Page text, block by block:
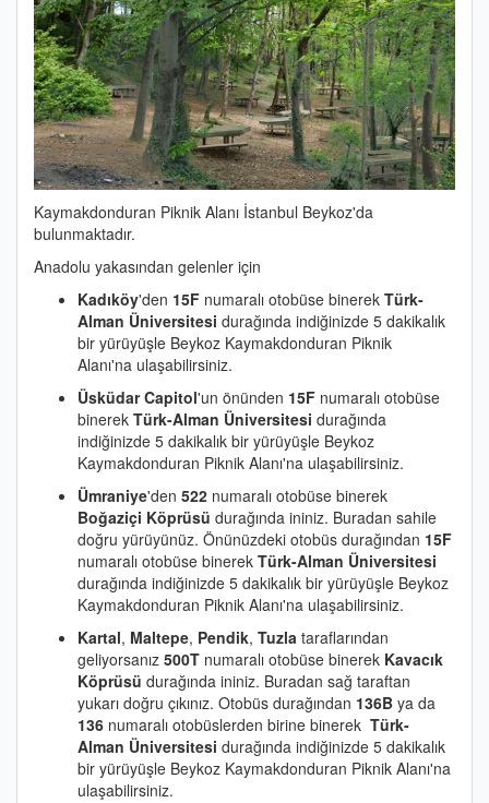
Kaymakdonduran Piknik Alanı İstanbul Beykoz'da
bulunmaktadır.
Anadolu yakasından gelenler için
Kadıköy'den 15F numaralı otobüse binerek Türk-
Alman Üniversitesi durağında indiğinizde 5 dakikalık
bir yürüyüşle Beykoz Kaymakdonduran Piknik
Alanı'na ulaşabilirsiniz.
Üsküdar Capitol'un önünden 15F numaralı otobüse
binerek Türk-Alman Üniversitesi durağında
indiğinizde 5 dakikalık bir yürüyüşle Beykoz
Kaymakdonduran Piknik Alanı'na ulaşabilirsiniz.
Ümraniye'den 522 numaralı otobüse binerek
Boğaziçi Köprüsü durağında ininiz. Buradan sahile
doğru yürüyünüz. Önünüzdeki otobüs durağından 15F
numaralı otobüse binerek Türk-Alman Üniversitesi
durağında indiğinizde 5 dakikalık bir yürüyüşle Beykoz
Kaymakdonduran Piknik Alanı'na ulaşabilirsiniz.
Kartal, Maltepe, Pendik, Tuzla taraflarından
geliyorsanız 500T numaralı otobüse binerek Kavacık
Köprüsü durağında ininiz. Buradan sağ taraftan
yukarı doğru çıkınız. Otobüs durağından 136B ya da
136 numaralı otobüslerden birine binerek Türk-
Alman Üniversitesi durağında indiğinizde 5 dakikalık
bir yürüyüşle Beykoz Kaymakdonduran Piknik Alanı'na
ulaşabilirsiniz.